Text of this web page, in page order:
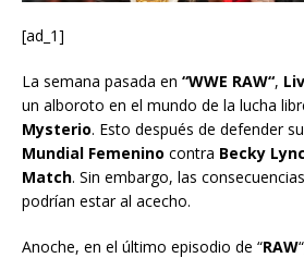
[ad_1]
La semana pasada en “WWE RAW“,
un alboroto en el mundo de la lucha
Mysterio. Esto después de defender su
Mundial Femenino contra Becky
Match. Sin embargo, las
podrían estar al acecho.
Anoche, en el último episodio de “RAW